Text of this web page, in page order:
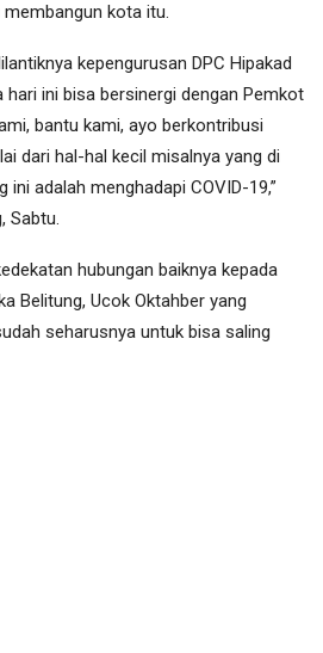
membangun kota itu.
kepengurusan DPC Hipakad
hari ini bisa bersinergi dengan Pemkot
bantu kami, ayo berkontribusi
dari hal-hal kecil misalnya yang di
adalah menghadapi COVID-19,”
Sabtu.
hubungan baiknya kepada
Belitung, Ucok Oktahber yang
seharusnya untuk bisa saling